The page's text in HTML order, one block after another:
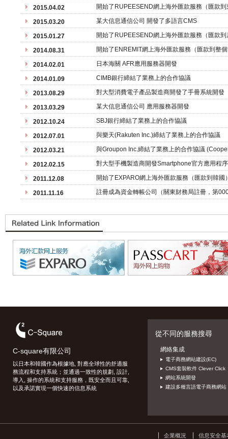
2015.04.02 開始了RUPEESEND網上海外匯款服務（匯款到
2015.03.20 某大信息通信公司 開發了多語言CMS
2015.01.27 開始了RUPEESEND網上海外匯款服務（匯款到
2014.08.31 開始了ENREMIT網上海外匯款服務（匯款到整
2014.02.01 日本海關 AFR應用服務器開發
2014.01.09 CIMB銀行締結了業務上的合作協議
2013.08.29 對大型消費電子產品製造商開發了手冊系統開發
2013.03.29 某大信息通信公司 應用服務器開發
2012.10.24 SBJ銀行締結了業務上的合作協議
2012.07.01 與樂天(Rakuten Inc.)締結了業務上的合作協議
2012.03.21 與Groupon Inc.締結了業務上的合作協議
2012.02.15 對大型手機製造商開發Smartphone官方應用程序
2011.12.08 開始了EXPARO網上海外匯款服務（匯款到韓
2011.11.16 註冊成為資金轉帳公司（關東財務局註冊，第
C-square有限公司
以日本和韓國作為根據地, 對應全球性的舒適服
務流程和支持系統；並通過一致性的規劃, 設計,
導入, 操作的系統和支持服務，既安全而且可靠,
以及承諾實現一個快速的信息系統
從不同的服務搜尋
網絡集成
電子商務網站建設(EC)
CMS套裝軟件 Clever Click
網站系統開發
建設多種言語電子商務網站
企業概況 信息安全基